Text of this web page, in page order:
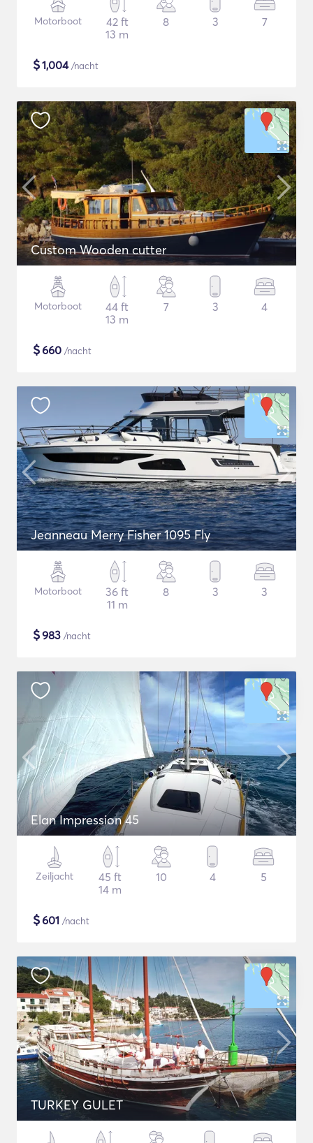
Motorboot
42 ft
13 m
8 3 7
$1,004/nacht
Custom Wooden cutter
Motorboot
44 ft
13 m
7 3 4
$660 /nacht
Jeanneau Merry Fisher 1095 Fly
Motorboot
36 ft
11 m
8 3 3
$983 /nacht
Elan Impression 45
Zeiljacht
45 ft
14 m
10 4 5
$601 /nacht
TURKEY GULET